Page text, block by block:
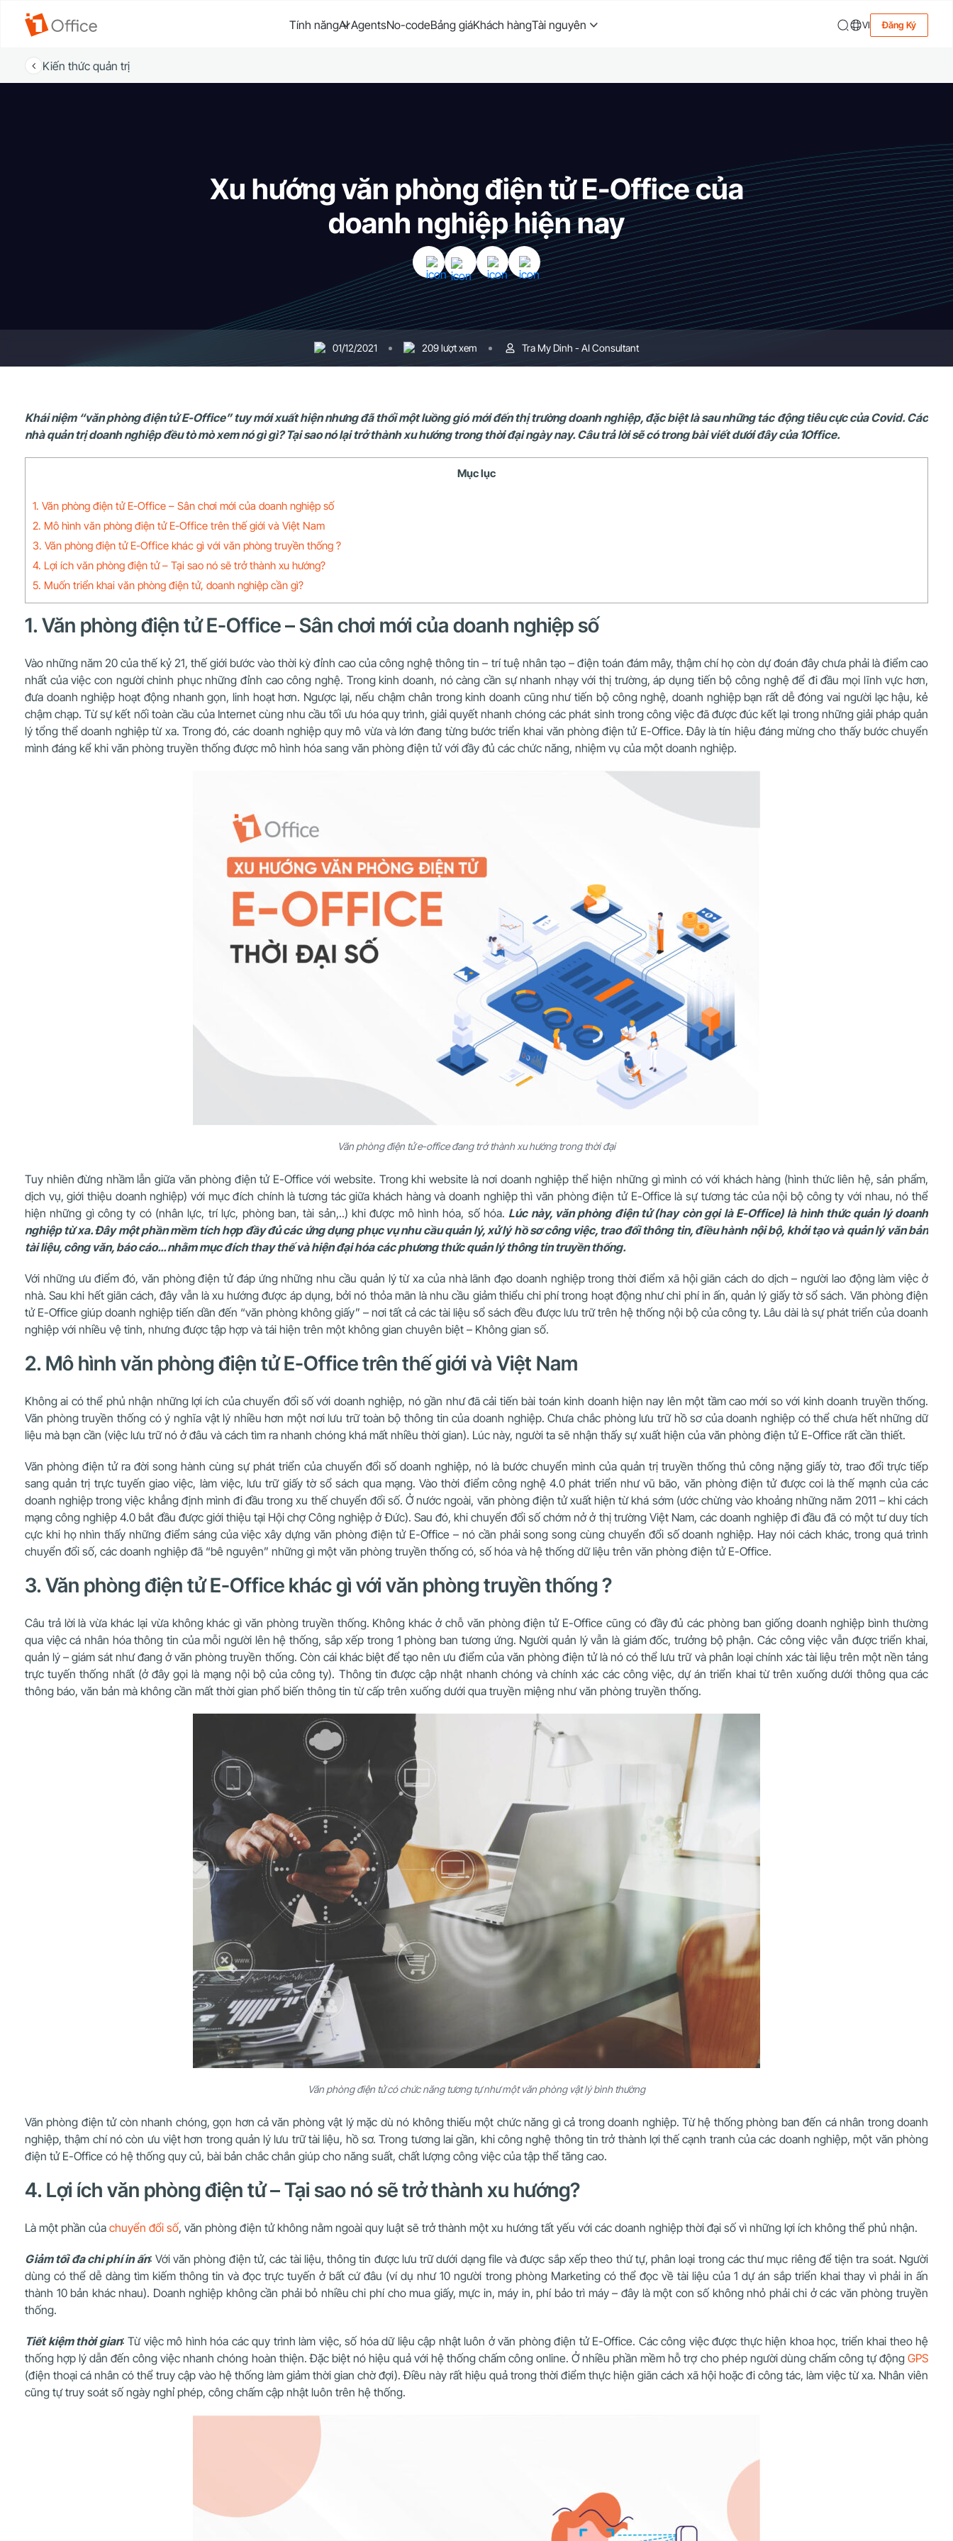
Tính năngAI AgentsNo-codeBảng giáKhách hàngTài nguyên VI Đăng Ký
Kiến thức quản trị
Xu hướng văn phòng điện tử E-Office của
doanh nghiệp hiện nay
01/12/2021 209 lượt xem Tra My Dinh - AI Consultant
Khái niệm “văn phòng điện tử E-Office” tuy mới xuất hiện nhưng đã thổi một luồng gió mới đến thị trường doanh nghiệp, đặc biệt là sau những tác động tiêu cực của Covid. Các
nhà quản trị doanh nghiệp đều tò mò xem nó gì gì? Tại sao nó lại trở thành xu hướng trong thời đại ngày nay. Câu trả lời sẽ có trong bài viết dưới đây của 1Office.
Mục lục
1. Văn phòng điện tử E-Office – Sân chơi mới của doanh nghiệp số
2. Mô hình văn phòng điện tử E-Office trên thế giới và Việt Nam
3. Văn phòng điện tử E-Office khác gì với văn phòng truyền thống ?
4. Lợi ích văn phòng điện tử – Tại sao nó sẽ trở thành xu hướng?
5. Muốn triển khai văn phòng điện tử, doanh nghiệp cần gì?
1. Văn phòng điện tử E-Office – Sân chơi mới của doanh nghiệp số
Vào những năm 20 của thế kỷ 21, thế giới bước vào thời kỳ đỉnh cao của công nghệ thông tin – trí tuệ nhân tạo – điện toán đám mây, thậm chí họ còn dự đoán đây chưa phải là điểm cao
nhất của việc con người chinh phục những đỉnh cao công nghệ. Trong kinh doanh, nó càng cần sự nhanh nhạy với thị trường, áp dụng tiến bộ công nghệ để đi đầu mọi lĩnh vực hơn,
đưa doanh nghiệp hoạt động nhanh gọn, linh hoạt hơn. Ngược lại, nếu chậm chân trong kinh doanh cũng như tiến bộ công nghệ, doanh nghiệp bạn rất dễ đóng vai người lạc hậu, kẻ
chậm chạp. Từ sự kết nối toàn cầu của Internet cùng nhu cầu tối ưu hóa quy trình, giải quyết nhanh chóng các phát sinh trong công việc đã được đúc kết lại trong những giải pháp quản
lý tổng thể doanh nghiệp từ xa. Trong đó, các doanh nghiệp quy mô vừa và lớn đang từng bước triển khai văn phòng điện tử E-Office. Đây là tín hiệu đáng mừng cho thấy bước chuyển
mình đáng kể khi văn phòng truyền thống được mô hình hóa sang văn phòng điện tử với đầy đủ các chức năng, nhiệm vụ của một doanh nghiệp.
Văn phòng điện tử e-office đang trở thành xu hướng trong thời đại
Tuy nhiên đừng nhầm lẫn giữa văn phòng điện tử E-Office với website. Trong khi website là nơi doanh nghiệp thể hiện những gì mình có với khách hàng (hình thức liên hệ, sản phẩm,
dịch vụ, giới thiệu doanh nghiệp) với mục đích chính là tương tác giữa khách hàng và doanh nghiệp thì văn phòng điện tử E-Office là sự tương tác của nội bộ công ty với nhau, nó thể
hiện những gì công ty có (nhân lực, trí lực, phòng ban, tài sản,..) khi được mô hình hóa, số hóa.Lúc này, văn phòng điện tử (hay còn gọi là E-Office) là hình thức quản lý doanh
nghiệp từ xa. Đây một phần mềm tích hợp đầy đủ các ứng dụng phục vụ nhu cầu quản lý, xử lý hồ sơ công việc, trao đổi thông tin, điều hành nội bộ, khởi tạo và quản lý văn bản
tài liệu, công văn, báo cáo… nhằm mục đích thay thế và hiện đại hóa các phương thức quản lý thông tin truyền thống.
Với những ưu điểm đó, văn phòng điện tử đáp ứng những nhu cầu quản lý từ xa của nhà lãnh đạo doanh nghiệp trong thời điểm xã hội giãn cách do dịch – người lao động làm việc ở
nhà. Sau khi hết giãn cách, đây vẫn là xu hướng được áp dụng, bởi nó thỏa mãn là nhu cầu giảm thiểu chi phí trong hoạt động như chi phí in ấn, quản lý giấy tờ sổ sách. Văn phòng điện
tử E-Office giúp doanh nghiệp tiến dần đến “văn phòng không giấy” – nơi tất cả các tài liệu sổ sách đều được lưu trữ trên hệ thống nội bộ của công ty. Lâu dài là sự phát triển của doanh
nghiệp với nhiều vệ tinh, nhưng được tập hợp và tái hiện trên một không gian chuyên biệt – Không gian số.
2. Mô hình văn phòng điện tử E-Office trên thế giới và Việt Nam
Không ai có thể phủ nhận những lợi ích của chuyển đổi số với doanh nghiệp, nó gần như đã cải tiến bài toán kinh doanh hiện nay lên một tầm cao mới so với kinh doanh truyền thống.
Văn phòng truyền thống có ý nghĩa vật lý nhiều hơn một nơi lưu trữ toàn bộ thông tin của doanh nghiệp. Chưa chắc phòng lưu trữ hồ sơ của doanh nghiệp có thể chưa hết những dữ
liệu mà bạn cần (việc lưu trữ nó ở đâu và cách tìm ra nhanh chóng khá mất nhiều thời gian). Lúc này, người ta sẽ nhận thấy sự xuất hiện của văn phòng điện tử E-Office rất cần thiết.
Văn phòng điện tử ra đời song hành cùng sự phát triển của chuyển đổi số doanh nghiệp, nó là bước chuyển mình của quản trị truyền thống thủ công nặng giấy tờ, trao đổi trực tiếp
sang quản trị trực tuyến giao việc, làm việc, lưu trữ giấy tờ sổ sách qua mạng. Vào thời điểm công nghệ 4.0 phát triển như vũ bão, văn phòng điện tử được coi là thế mạnh của các
doanh nghiệp trong việc khẳng định mình đi đầu trong xu thế chuyển đổi số. Ở nước ngoài, văn phòng điện tử xuất hiện từ khá sớm (ước chừng vào khoảng những năm 2011 – khi cách
mạng công nghiệp 4.0 bắt đầu được giới thiệu tại Hội chợ Công nghiệp ở Đức). Sau đó, khi chuyển đổi số chớm nở ở thị trường Việt Nam, các doanh nghiệp đi đầu đã có một tư duy tích
cực khi họ nhìn thấy những điểm sáng của việc xây dựng văn phòng điện tử E-Office – nó cần phải song song cùng chuyển đổi số doanh nghiệp. Hay nói cách khác, trong quá trình
chuyển đổi số, các doanh nghiệp đã “bê nguyên” những gì một văn phòng truyền thống có, số hóa và hệ thống dữ liệu trên văn phòng điện tử E-Office.
3. Văn phòng điện tử E-Office khác gì với văn phòng truyền thống ?
Câu trả lời là vừa khác lại vừa không khác gì văn phòng truyền thống. Không khác ở chỗ văn phòng điện tử E-Office cũng có đầy đủ các phòng ban giống doanh nghiệp bình thường
qua việc cá nhân hóa thông tin của mỗi người lên hệ thống, sắp xếp trong 1 phòng ban tương ứng. Người quản lý vẫn là giám đốc, trưởng bộ phận. Các công việc vẫn được triển khai,
quản lý – giám sát như đang ở văn phòng truyền thống. Còn cái khác biệt để tạo nên ưu điểm của văn phòng điện tử là nó có thể lưu trữ và phân loại chính xác tài liệu trên một nền tảng
trực tuyến thống nhất (ở đây gọi là mạng nội bộ của công ty). Thông tin được cập nhật nhanh chóng và chính xác các công việc, dự án triển khai từ trên xuống dưới thông qua các
thông báo, văn bản mà không cần mất thời gian phổ biến thông tin từ cấp trên xuống dưới qua truyền miệng như văn phòng truyền thống.
Văn phòng điện tử có chức năng tương tự như một văn phòng vật lý bình thường
Văn phòng điện tử còn nhanh chóng, gọn hơn cả văn phòng vật lý mặc dù nó không thiếu một chức năng gì cả trong doanh nghiệp. Từ hệ thống phòng ban đến cá nhân trong doanh
nghiệp, thậm chí nó còn ưu việt hơn trong quản lý lưu trữ tài liệu, hồ sơ. Trong tương lai gần, khi công nghệ thông tin trở thành lợi thế cạnh tranh của các doanh nghiệp, một văn phòng
điện tử E-Office có hệ thống quy củ, bài bản chắc chắn giúp cho năng suất, chất lượng công việc của tập thể tăng cao.
4. Lợi ích văn phòng điện tử – Tại sao nó sẽ trở thành xu hướng?
Là một phần của chuyển đổi số, văn phòng điện tử không nằm ngoài quy luật sẽ trở thành một xu hướng tất yếu với các doanh nghiệp thời đại số vì những lợi ích không thể phủ nhận.
Giảm tối đa chi phí in ấn: Với văn phòng điện tử, các tài liệu, thông tin được lưu trữ dưới dạng file và được sắp xếp theo thứ tự, phân loại trong các thư mục riêng để tiện tra soát. Người
dùng có thể dễ dàng tìm kiếm thông tin và đọc trực tuyến ở bất cứ đâu (ví dụ như 10 người trong phòng Marketing có thể đọc về tài liệu của 1 dự án sắp triển khai thay vì phải in ấn
thành 10 bản khác nhau). Doanh nghiệp không cần phải bỏ nhiều chi phí cho mua giấy, mực in, máy in, phí bảo trì máy – đây là một con số không nhỏ phải chi ở các văn phòng truyền
thống.
Tiết kiệm thời gian: Từ việc mô hình hóa các quy trình làm việc, số hóa dữ liệu cập nhật luôn ở văn phòng điện tử E-Office. Các công việc được thực hiện khoa học, triển khai theo hệ
thống hợp lý dẫn đến công việc nhanh chóng hoàn thiện. Đặc biệt nó hiệu quả với hệ thống chấm công online. Ở nhiều phần mềm hỗ trợ cho phép người dùng chấm công tự động GPS
(điện thoại cá nhân có thể truy cập vào hệ thống làm giảm thời gian chờ đợi). Điều này rất hiệu quả trong thời điểm thực hiện giãn cách xã hội hoặc đi công tác, làm việc từ xa. Nhân viên
cũng tự truy soát số ngày nghỉ phép, công chấm cập nhật luôn trên hệ thống.